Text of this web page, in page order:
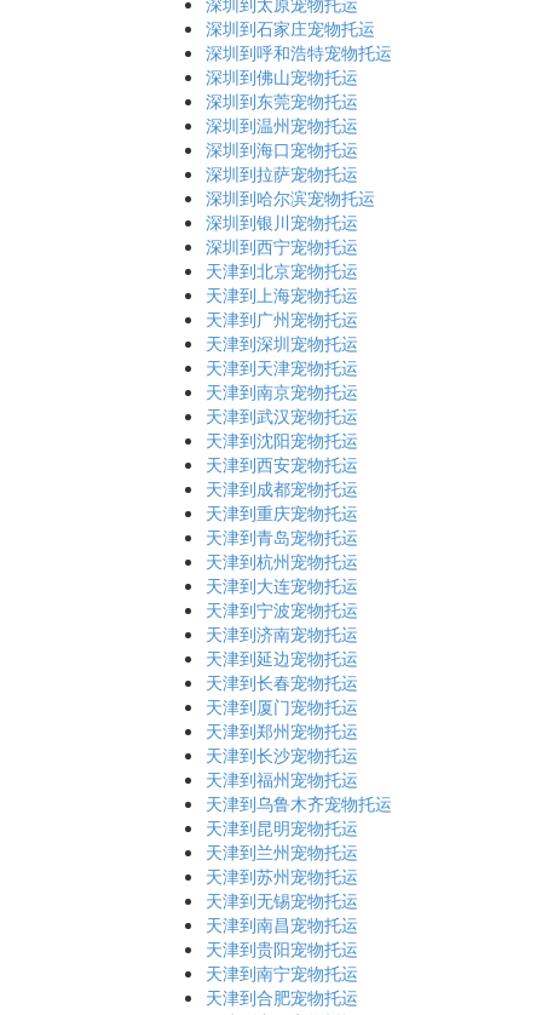
深圳到石家庄宠物托运
深圳到呼和浩特宠物托运
深圳到佛山宠物托运
深圳到东莞宠物托运
深圳到温州宠物托运
深圳到海口宠物托运
深圳到拉萨宠物托运
深圳到哈尔滨宠物托运
深圳到银川宠物托运
深圳到西宁宠物托运
天津到北京宠物托运
天津到上海宠物托运
天津到广州宠物托运
天津到深圳宠物托运
天津到天津宠物托运
天津到南京宠物托运
天津到武汉宠物托运
天津到沈阳宠物托运
天津到西安宠物托运
天津到成都宠物托运
天津到重庆宠物托运
天津到青岛宠物托运
天津到杭州宠物托运
天津到大连宠物托运
天津到宁波宠物托运
天津到济南宠物托运
天津到延边宠物托运
天津到长春宠物托运
天津到厦门宠物托运
天津到郑州宠物托运
天津到长沙宠物托运
天津到福州宠物托运
天津到乌鲁木齐宠物托运
天津到昆明宠物托运
天津到兰州宠物托运
天津到苏州宠物托运
天津到无锡宠物托运
天津到南昌宠物托运
天津到贵阳宠物托运
天津到南宁宠物托运
天津到合肥宠物托运